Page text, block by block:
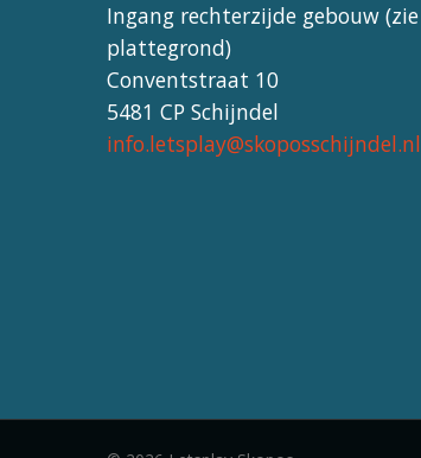
Ingang rechterzijde gebouw (zie
plattegrond)
Conventstraat 10
5481 CP Schijndel
info.letsplay@skoposschijndel.nl